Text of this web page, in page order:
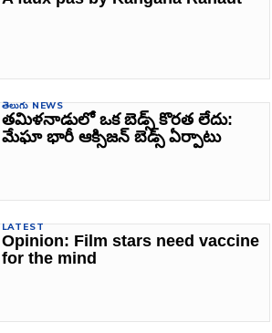
తెలుగు NEWS
తమిళనాడులో ఒక బెడ్స్ కొరత లేదు:
మేఘా భారీ ఆక్సిజన్ బెడ్స్ ఏర్పాటు
LATEST
Opinion: Film stars need vaccine
for the mind